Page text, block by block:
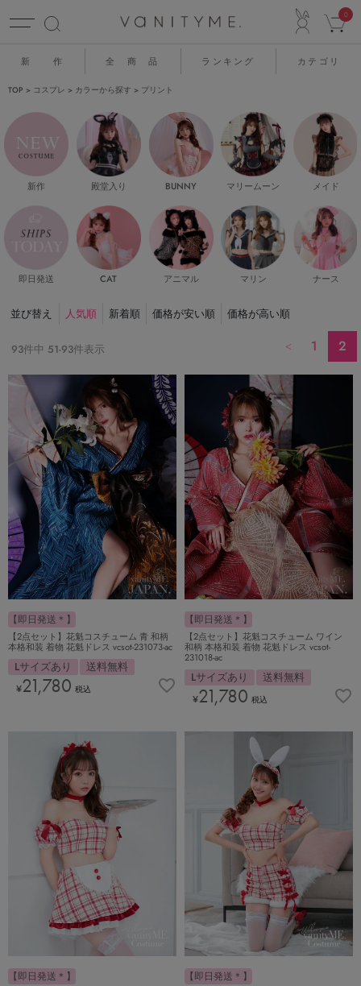
0
新 作 全 商 品 ランキング カテゴリ
TOP コスプレ カラーから探す プリント
新作
即日発送
殿堂入り
CAT
BUNNY
アニマル
マリームーン
マリン
メイド
ナース
並び替え 人気順 新着順 価格が安い順 価格が高い順
93件中 51-93件表示 1 2
【即日発送＊】
【2点セット】花魁コスチューム 青 和柄
本格和装 着物 花魁ドレス vcsot-231073-ac
Lサイズあり 送料無料
¥21,780 税込
【即日発送＊】
【2点セット】花魁コスチューム ワイン
和柄 本格和装 着物 花魁ドレス vcsot-
231018-ac
Lサイズあり 送料無料
¥21,780 税込
【即日発送＊】 【即日発送＊】